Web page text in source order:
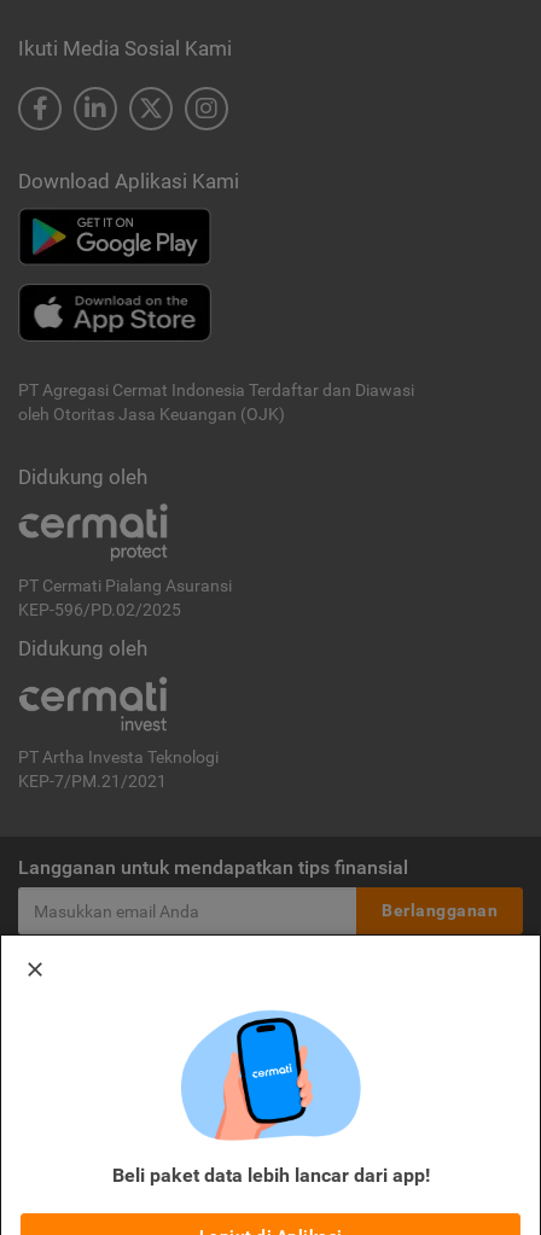
Beli paket data lebih lancar dari app!
Ikuti Media Sosial Kami
Download Aplikasi Kami
PT Agregasi Cermat Indonesia Terdaftar dan Diawasi
oleh Otoritas Jasa Keuangan (OJK)
Didukung oleh
PT Cermati Pialang Asuransi
KEP-596/PD.02/2025
Didukung oleh
PT Artha Investa Teknologi
KEP-7/PM.21/2021
Langganan untuk mendapatkan tips finansial
Berlangganan
Disclaimer:
OJK. Oleh karena itu, produk dan/atau layanan jasa keuangan yang
ditawarkan bukan merupakan produk dan/atau layanan jasa keuangan yang
diterbitkan oleh Cermati dan Cermati tidak bertanggung jawab atas tuntutan
dan risiko terkait produk dan/atau layanan LJK dan/atau pihak yang
melakukan kegiatan di sektor jasa keuangan.